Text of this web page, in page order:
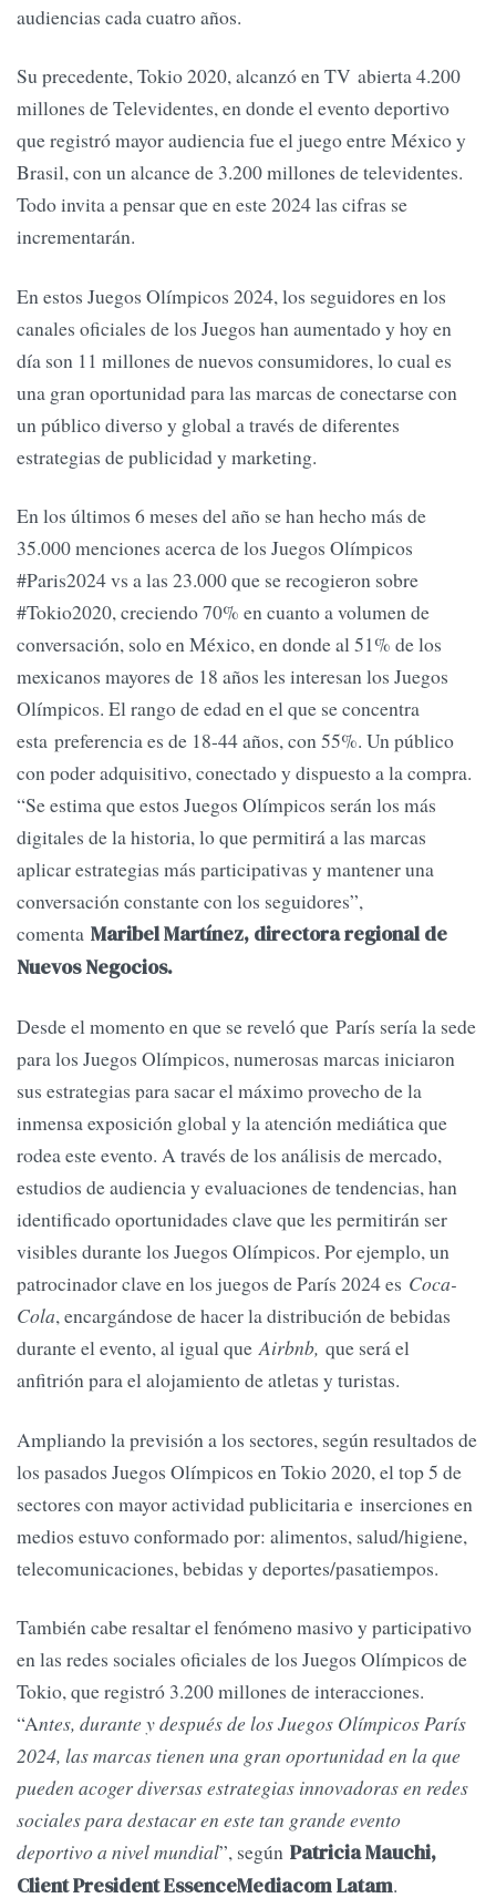
audiencias cada cuatro años.
Su precedente, Tokio 2020, alcanzó en TV abierta 4.200
millones de Televidentes, en donde el evento deportivo
que registró mayor audiencia fue el juego entre México y
Brasil, con un alcance de 3.200 millones de televidentes.
Todo invita a pensar que en este 2024 las cifras se
incrementarán.
En estos Juegos Olímpicos 2024, los seguidores en los
canales oficiales de los Juegos han aumentado y hoy en
día son 11 millones de nuevos consumidores, lo cual es
una gran oportunidad para las marcas de conectarse con
un público diverso y global a través de diferentes
estrategias de publicidad y marketing.
En los últimos 6 meses del año se han hecho más de
35.000 menciones acerca de los Juegos Olímpicos
#Paris2024 vs a las 23.000 que se recogieron sobre
#Tokio2020, creciendo 70% en cuanto a volumen de
conversación, solo en México, en donde al 51% de los
mexicanos mayores de 18 años les interesan los Juegos
Olímpicos. El rango de edad en el que se concentra
esta preferencia es de 18-44 años, con 55%. Un público
con poder adquisitivo, conectado y dispuesto a la compra.
“Se estima que estos Juegos Olímpicos serán los más
digitales de la historia, lo que permitirá a las marcas
aplicar estrategias más participativas y mantener una
conversación constante con los seguidores”,
comenta Maribel Martínez, directora regional de
Nuevos Negocios.
Desde el momento en que se reveló que París sería la sede
para los Juegos Olímpicos, numerosas marcas iniciaron
sus estrategias para sacar el máximo provecho de la
inmensa exposición global y la atención mediática que
rodea este evento. A través de los análisis de mercado,
estudios de audiencia y evaluaciones de tendencias, han
identificado oportunidades clave que les permitirán ser
visibles durante los Juegos Olímpicos. Por ejemplo, un
patrocinador clave en los juegos de París 2024 es Coca-
Cola, encargándose de hacer la distribución de bebidas
durante el evento, al igual queAirbnb, que será el
anfitrión para el alojamiento de atletas y turistas.
Ampliando la previsión a los sectores, según resultados de
los pasados Juegos Olímpicos en Tokio 2020, el top 5 de
sectores con mayor actividad publicitaria e inserciones en
medios estuvo conformado por: alimentos, salud/higiene,
telecomunicaciones, bebidas y deportes/pasatiempos.
También cabe resaltar el fenómeno masivo y participativo
en las redes sociales oficiales de los Juegos Olímpicos de
Tokio, que registró 3.200 millones de interacciones.
“Antes, durante y después de los Juegos Olímpicos París
2024, las marcas tienen una gran oportunidad en la que
pueden acoger diversas estrategias innovadoras en redes
sociales para destacar en este tan grande evento
deportivo a nivel mundial”, según Patricia Mauchi,
Client President EssenceMediacom Latam.